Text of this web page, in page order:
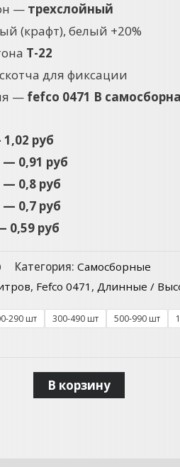
— трехслойный
(крафт), белый +20%
Т-22
для фиксации
— fefco 0471 В
руб
0,91 руб
0,8 руб
0,7 руб
0,59 руб
Категория:Самосборные
, Fefco 0471 ,Длинные /
290 шт 300-490 шт 500-990 шт
В корзину